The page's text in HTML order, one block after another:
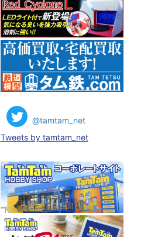
@tamtam_net
Tweets by tamtam_net